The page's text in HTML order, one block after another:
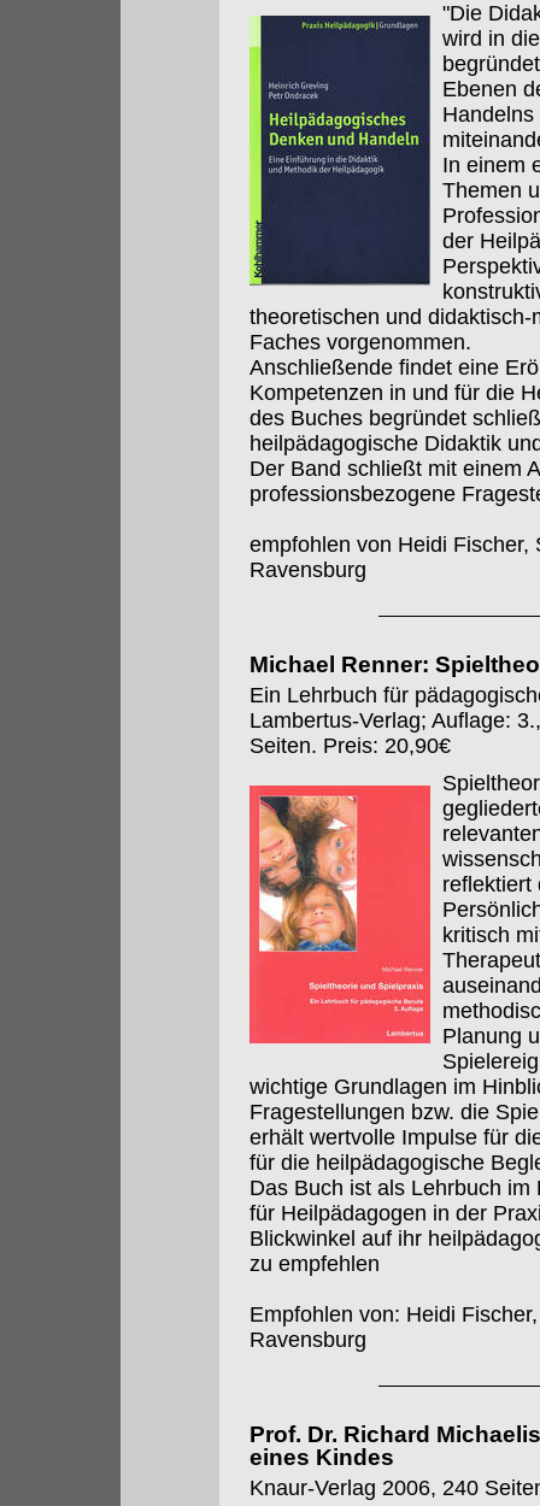
"Die
wird in
Ebenen
In einem
Themen
der
theoretischen und
Faches vorgenommen.
Anschließende findet eine
Kompetenzen in und für die
des Buches begründet
heilpädagogische Didaktik
Der Band schließt mit einem
professionsbezogene
empfohlen von Heidi
Ravensburg
Michael Renner:
Ein Lehrbuch für
Lambertus-Verlag; Auflage:
Seiten. Preis: 20,90€
reflektiert
kritisch
Planung
wichtige Grundlagen im
Fragestellungen bzw. die
erhält wertvolle Impulse für
für die heilpädagogische
Das Buch ist als Lehrbuch
für Heilpädagogen in der
Blickwinkel auf ihr
zu empfehlen
Empfohlen von: Heidi
Ravensburg
Prof. Dr. Richard
eines Kindes
Knaur-Verlag 2006, 240